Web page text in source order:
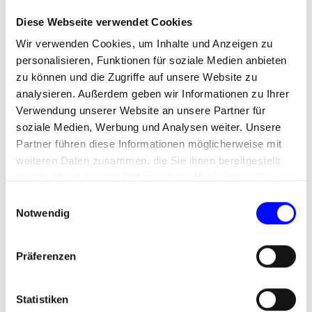
Diese Webseite verwendet Cookies
Wir verwenden Cookies, um Inhalte und Anzeigen zu
personalisieren, Funktionen für soziale Medien anbieten
zu können und die Zugriffe auf unsere Website zu
analysieren. Außerdem geben wir Informationen zu Ihrer
Verwendung unserer Website an unsere Partner für
soziale Medien, Werbung und Analysen weiter. Unsere
Partner führen diese Informationen möglicherweise mit
weiteren Daten zusammen, die Sie ihnen bereitgestellt
Notwendig
Präferenzen
Statistiken
Storytellingmit Expertise
Und da fängt es schon an. Storytelling und damit
atmosphärisch stimmiger Content über Licht
klngt so strahlend leicht – ist es aber nicht.
da erzählen wir über Lichtqualitäten, die Wirkung
auf den Menschen aber auch über
helfen auch in diesem Fall, und so finden sich in
der neuen Broschüre natürlich auch realisierte
verantwortlicher Redakteur nicht nur Architektur